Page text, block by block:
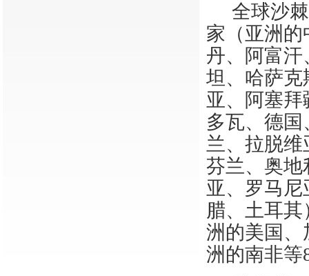
全球沙
家（亚洲
丹、阿富
坦、哈萨克
亚、阿塞
多瓦、德
兰、拉脱
芬兰、奥地
亚、罗马
腊、土耳
洲的美国、
洲的南非等